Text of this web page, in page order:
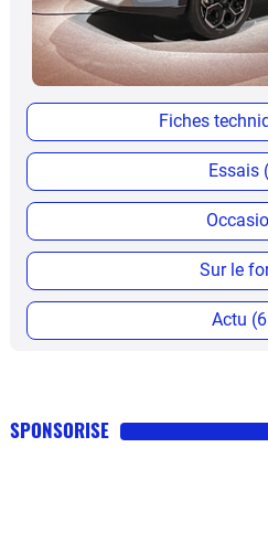
Fiches
Essais
Sur le
Actu
SPONSORISE